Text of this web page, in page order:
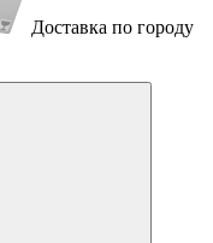
Доставка по городу